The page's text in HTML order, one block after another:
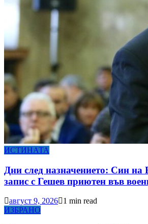
ИСТИНАТА
Дни след назначението: Син
запис с Гешев приютен във
август 9, 2026
1 min read
ИЗБРАНО